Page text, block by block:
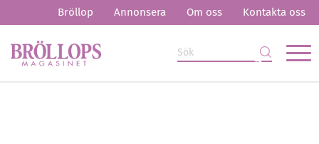
Bröllop Annonsera Om oss Kontakta oss